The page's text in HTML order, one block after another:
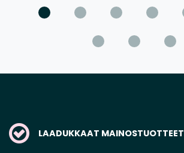
LAADUKKAAT MAINOSTUOTTEET